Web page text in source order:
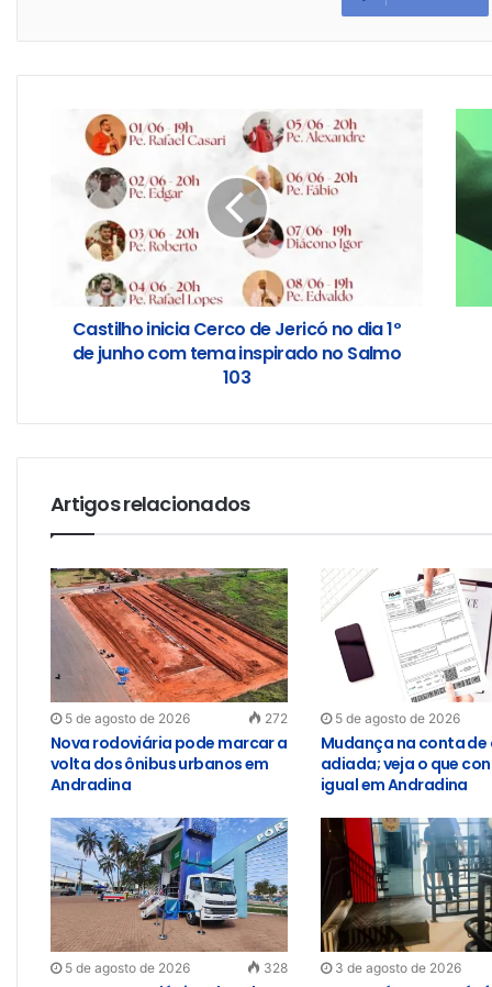
Castilho inicia Cerco de Jericó no dia 1º
de junho com tema inspirado no Salmo
103
Artigos relacionados
5 de agosto de 2026 272
Nova rodoviária pode marcar a
volta dos ônibus urbanos em
Andradina
5 de agosto de 2026
Mudança na conta de
adiada; veja o que
igual em Andradina
5 de agosto de 2026 328 3 de agosto de 2026